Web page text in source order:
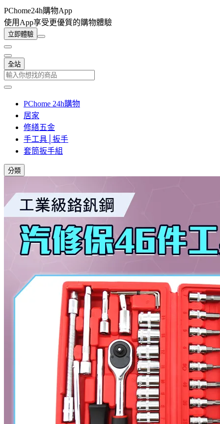
PChome24h購物App
使用App享受更優質的購物體驗
立即體驗
全站
PChome 24h購物
居家
修繕五金
手工具│扳手
套筒扳手組
分類